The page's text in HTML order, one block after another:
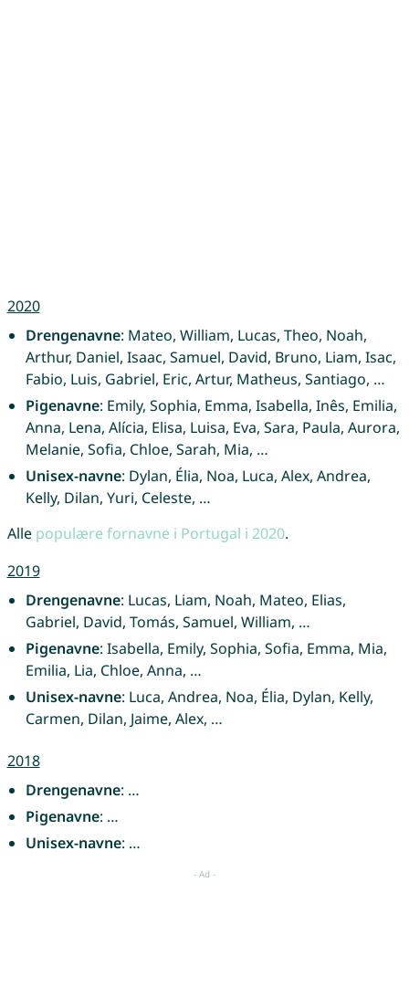
2020
Drengenavne: Mateo, William, Lucas, Theo, Noah,
Arthur, Daniel, Isaac, Samuel, David, Bruno, Liam, Isac,
Fabio, Luis, Gabriel, Eric, Artur, Matheus, Santiago, …
Pigenavne: Emily, Sophia, Emma, Isabella, Inês, Emilia,
Anna, Lena, Alícia, Elisa, Luisa, Eva, Sara, Paula, Aurora,
Melanie, Sofia, Chloe, Sarah, Mia, …
Unisex-navne: Dylan, Élia, Noa, Luca, Alex, Andrea,
Kelly, Dilan, Yuri, Celeste, …
Alle populære fornavne i Portugal i 2020.
2019
Drengenavne: Lucas, Liam, Noah, Mateo, Elias,
Gabriel, David, Tomás, Samuel, William, …
Pigenavne: Isabella, Emily, Sophia, Sofia, Emma, Mia,
Emilia, Lia, Chloe, Anna, …
Unisex-navne: Luca, Andrea, Noa, Élia, Dylan, Kelly,
Carmen, Dilan, Jaime, Alex, …
2018
Drengenavne: …
Pigenavne: …
Unisex-navne: …